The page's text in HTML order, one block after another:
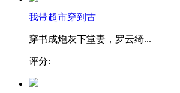
我带超市穿到古
穿书成炮灰下堂妻，罗云绮...
评分: